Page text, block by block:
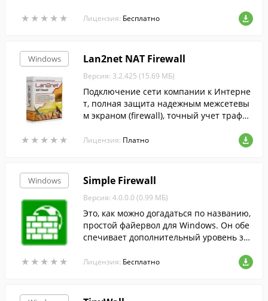
★ ★ ★ ★ ★
★ ★ ★ ★ ★
вания в корпоративных сетях, ...
Лицензия: Бесплатно
Windows
★ ★ ★ ★ ★
★ ★ ★ ★ ★
Lan2net NAT Firewall
Версия: 3.2.425 (15.69 МБ)
Подключение сети компании к Интерне
т, полная защита надежным межсетевы
м экраном (firewall), точный учет трафик
ых сайтов, интуитивно понятный и прос
Лицензия: Платно
Windows
★ ★ ★ ★ ★
★ ★ ★ ★ ★
Simple Firewall
Версия: 4.0.0.0 (0.99 МБ)
Это, как можно догадаться по названию,
простой файервол для Windows. Он обе
спечивает дополнительный уровень за
Лицензия: Бесплатно